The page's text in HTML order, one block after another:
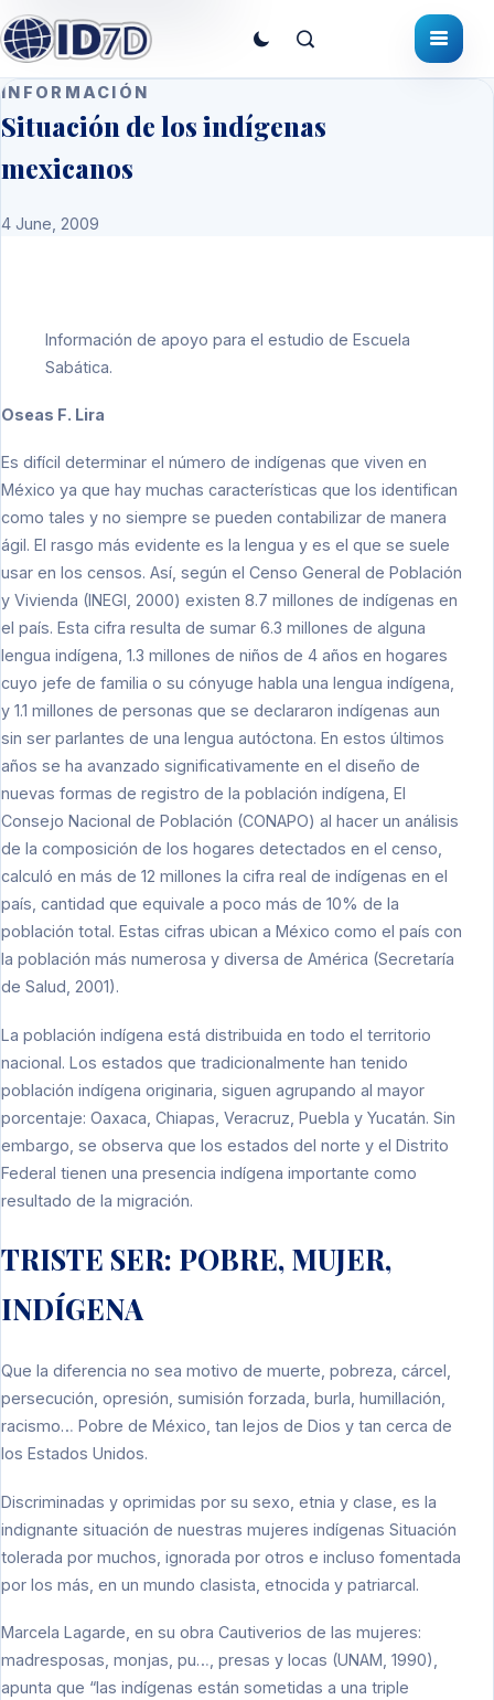
INFORMACIÓN
Situación de los indígenas
mexicanos
4 June, 2009
Información de apoyo para el estudio de Escuela
Sabática.
Oseas F. Lira
Es difícil determinar el número de indígenas que viven en
México ya que hay muchas características que los identifican
como tales y no siempre se pueden contabilizar de manera
ágil. El rasgo más evidente es la lengua y es el que se suele
usar en los censos. Así, según el Censo General de Población
y Vivienda (INEGI, 2000) existen 8.7 millones de indígenas en
el país. Esta cifra resulta de sumar 6.3 millones de alguna
lengua indígena, 1.3 millones de niños de 4 años en hogares
cuyo jefe de familia o su cónyuge habla una lengua indígena,
y 1.1 millones de personas que se declararon indígenas aun
sin ser parlantes de una lengua autóctona. En estos últimos
años se ha avanzado significativamente en el diseño de
nuevas formas de registro de la población indígena, El
Consejo Nacional de Población (CONAPO) al hacer un análisis
de la composición de los hogares detectados en el censo,
calculó en más de 12 millones la cifra real de indígenas en el
país, cantidad que equivale a poco más de 10% de la
población total. Estas cifras ubican a México como el país con
la población más numerosa y diversa de América (Secretaría
de Salud, 2001).
La población indígena está distribuida en todo el territorio
nacional. Los estados que tradicionalmente han tenido
población indígena originaria, siguen agrupando al mayor
porcentaje: Oaxaca, Chiapas, Veracruz, Puebla y Yucatán. Sin
embargo, se observa que los estados del norte y el Distrito
Federal tienen una presencia indígena importante como
resultado de la migración.
TRISTE SER: POBRE, MUJER,
INDÍGENA
Que la diferencia no sea motivo de muerte, pobreza, cárcel,
persecución, opresión, sumisión forzada, burla, humillación,
racismo… Pobre de México, tan lejos de Dios y tan cerca de
los Estados Unidos.
Discriminadas y oprimidas por su sexo, etnia y clase, es la
indignante situación de nuestras mujeres indígenas Situación
tolerada por muchos, ignorada por otros e incluso fomentada
por los más, en un mundo clasista, etnocida y patriarcal.
Marcela Lagarde, en su obra Cautiverios de las mujeres:
madresposas, monjas, pu…, presas y locas (UNAM, 1990),
apunta que “las indígenas están sometidas a una triple